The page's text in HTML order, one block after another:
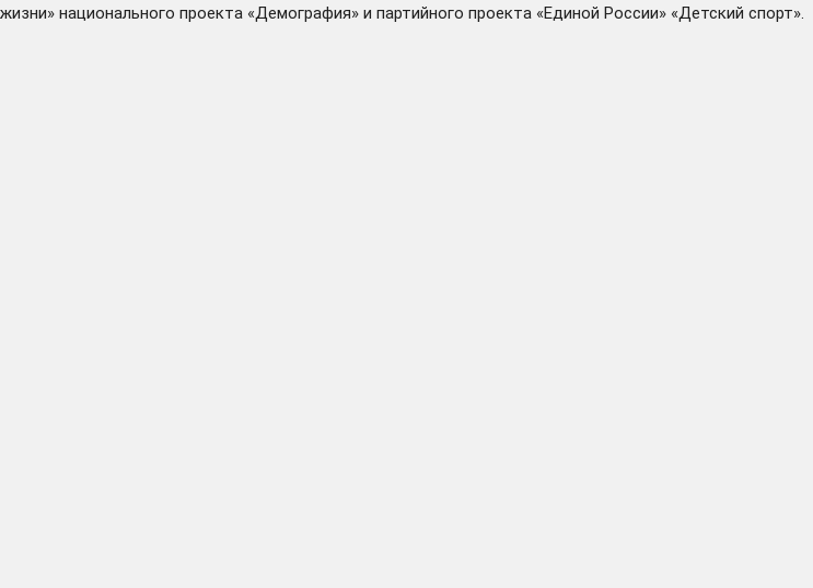
жизни» национального проекта «Демография» и партийного проекта «Единой России» «Детский спорт».